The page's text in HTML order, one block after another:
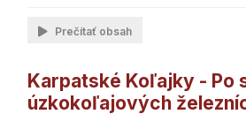
Prečítať obsah
Karpatské Koľajky - Po
úzkokoľajových